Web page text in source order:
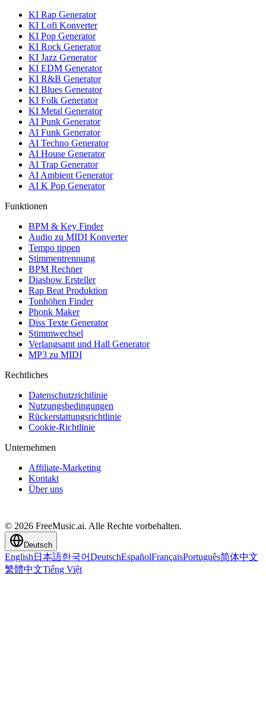
KI Rap Generator
KI Lofi Konverter
KI Pop Generator
KI Rock Generator
KI Jazz Generator
KI EDM Generator
KI R&B Generator
KI Blues Generator
KI Folk Generator
KI Metal Generator
AI Punk Generator
AI Funk Generator
AI Techno Generator
AI House Generator
AI Trap Generator
AI Ambient Generator
AI K Pop Generator
Funktionen
BPM & Key Finder
Audio zu MIDI Konverter
Tempo tippen
Stimmentrennung
BPM Rechner
Diashow Ersteller
Rap Beat Produktion
Tonhöhen Finder
Phonk Maker
Diss Texte Generator
Stimmwechsel
Verlangsamt und Hall Generator
MP3 zu MIDI
Rechtliches
Datenschutzrichtlinie
Nutzungsbedingungen
Rückerstattungsrichtlinie
Cookie-Richtlinie
Unternehmen
Affiliate-Marketing
Kontakt
Über uns
© 2026 FreeMusic.ai. Alle Rechte vorbehalten.
Deutsch
English 日本語한국어DeutschEspañolFrançaisPortuguês简体中文
繁體中文Tiếng Việt